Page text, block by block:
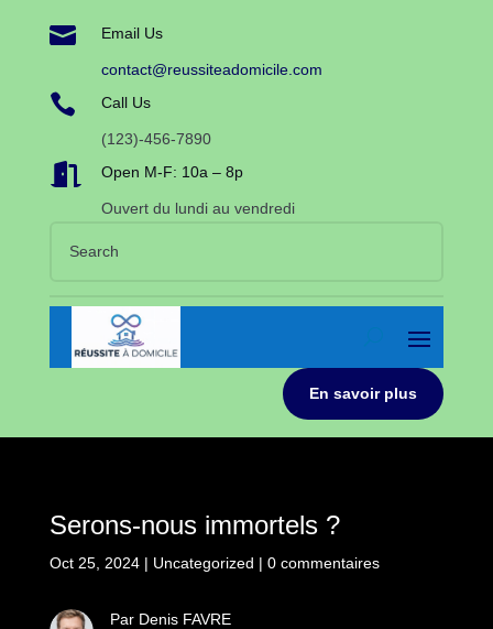
 Email Us
contact@reussiteadomicile.com
 Call Us
(123)-456-7890
 Open M-F: 10a – 8p
Ouvert du lundi au vendredi
En savoir plus
Serons-nous immortels ?
Oct 25, 2024| Uncategorized | 0 commentaires
Par Denis FAVRE